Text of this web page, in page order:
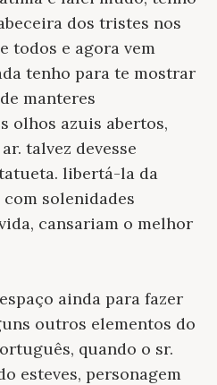
dos tristes nos
todos e agora vem
tenho para te mostrar
manteres
olhos azuis abertos,
talvez devesse
libertá-la da
solenidades
cansariam o melhor
ainda para fazer
outros elementos do
quando o sr.
esteves, personagem